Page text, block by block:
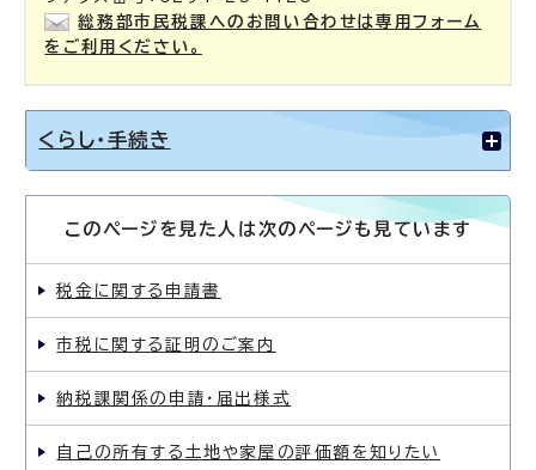
総務部市民税課へのお問い合わせは専用フォーム
をご利用ください。
くらし・手続き
このページを見た人は次のページも見ています
税金に関する申請書
市税に関する証明のご案内
納税課関係の申請・届出様式
自己の所有する土地や家屋の評価額を知りたい